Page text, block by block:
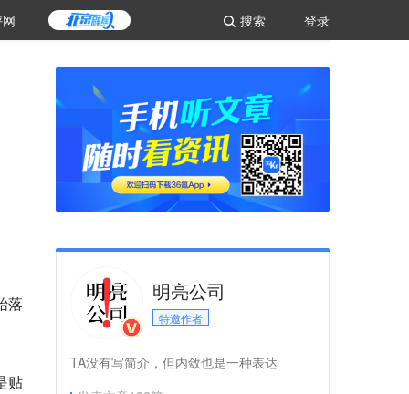
登录
搜索
落
贴
明亮公司
特邀作者
TA没有写简介，但内敛也是一种表达